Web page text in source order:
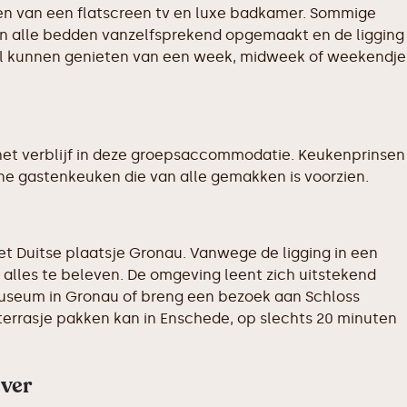
van een flatscreen tv en luxe badkamer. Sommige
alle bedden vanzelfsprekend opgemaakt en de ligging
genieten van een week, midweek of weekendje
verblijf in deze groepsaccommodatie. Keukenprinsen
gastenkeuken die van alle gemakken is voorzien.
Duitse plaatsje Gronau. Vanwege de ligging in een
te beleven. De omgeving leent zich uitstekend
in Gronau of breng een bezoek aan Schloss
pakken kan in Enschede, op slechts 20 minuten